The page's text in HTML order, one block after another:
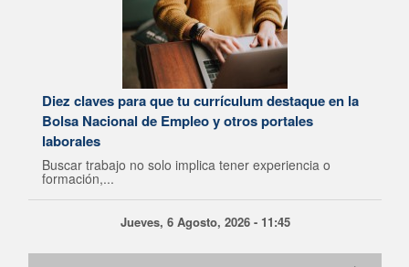
Diez claves para que tu currículum destaque en la
Bolsa Nacional de Empleo y otros portales
laborales
Buscar trabajo no solo implica tener experiencia o
formación,...
Jueves, 6 Agosto, 2026 - 11:45